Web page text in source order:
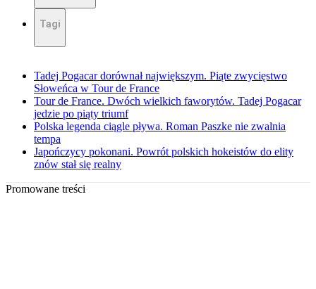
Tagi
Tadej Pogacar dorównał największym. Piąte zwycięstwo
Słoweńca w Tour de France
Tour de France. Dwóch wielkich faworytów. Tadej Pogacar
jedzie po piąty triumf
Polska legenda ciągle pływa. Roman Paszke nie zwalnia
tempa
Japończycy pokonani. Powrót polskich hokeistów do elity
znów stał się realny
Promowane treści